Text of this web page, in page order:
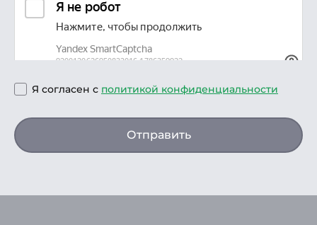
Я согласен с политикой конфиденциальности
Отправить